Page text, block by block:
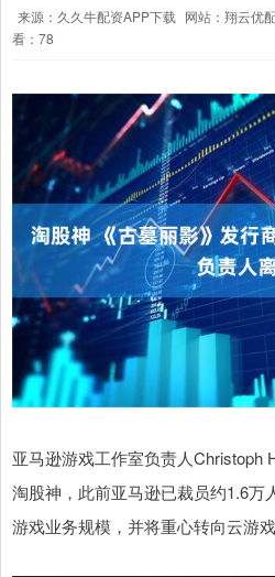
来源：久久牛配资APP下载 网站：翔云优
看：78
亚马逊游戏工作室负责人Christoph
淘股神，此前亚马逊已裁员约1.6万
游戏业务规模，并将重心转向云游戏